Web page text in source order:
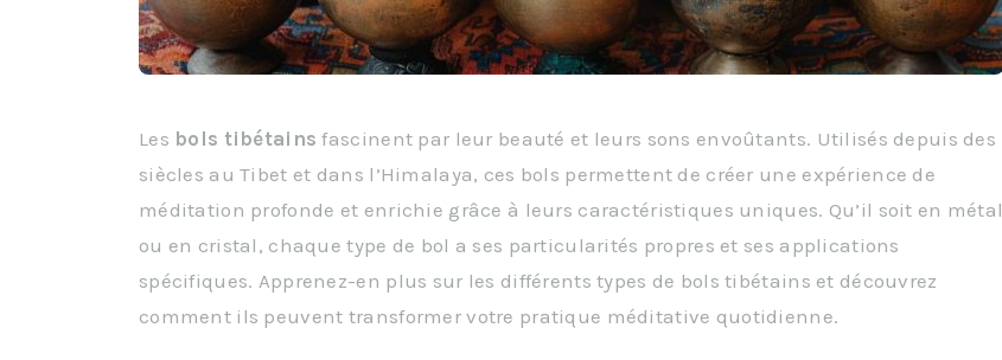
Les bols tibétains fascinent par leur beauté et leurs sons envoûtants. Utilisés depuis des
siècles au Tibet et dans l’Himalaya, ces bols permettent de créer une expérience de
méditation profonde et enrichie grâce à leurs caractéristiques uniques. Qu’il soit en métal
ou en cristal, chaque type de bol a ses particularités propres et ses applications
spécifiques. Apprenez-en plus sur les différents types de bols tibétains et découvrez
comment ils peuvent transformer votre pratique méditative quotidienne.